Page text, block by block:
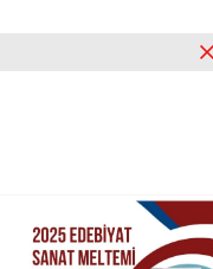
kasabanın hikâyesini